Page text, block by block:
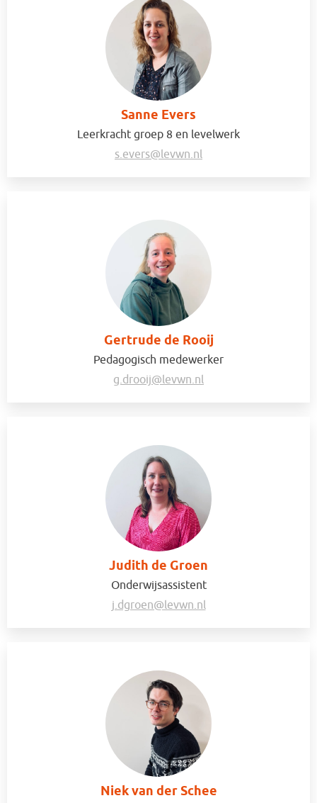
Sanne Evers
Leerkracht groep 8 en levelwerk
s.evers@levwn.nl
Gertrude de Rooij
Pedagogisch medewerker
g.drooij@levwn.nl
Judith de Groen
Onderwijsassistent
j.dgroen@levwn.nl
Niek van der Schee